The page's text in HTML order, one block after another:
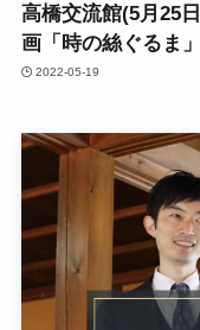
高橋交流館(5月25
画「時の絲ぐるま
2022-05-19